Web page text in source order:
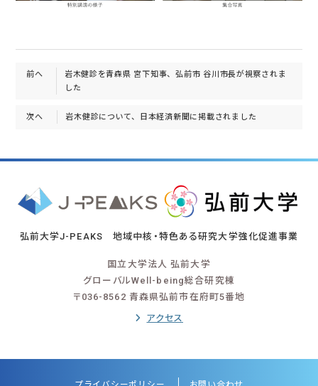
前へ
岩木健診を青森県 宮下知事、弘前市 谷川市長が視察されま
した
次へ 岩木健診について、日本経済新聞に掲載されました
弘前大学J-PEAKS 地域中核・特色ある研究大学強化促進事業
国立大学法人 弘前大学
グローバルWell-being総合研究棟
〒036-8562 青森県弘前市在府町5番地
アクセス